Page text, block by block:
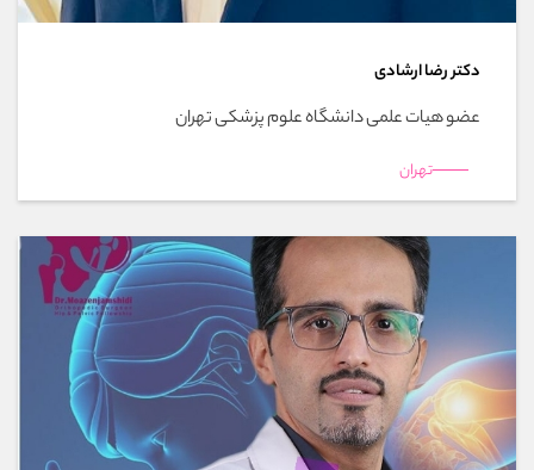
دکتر رضا ارشادی
عضو هیات علمی دانشگاه علوم پزشکی تهران
تهران